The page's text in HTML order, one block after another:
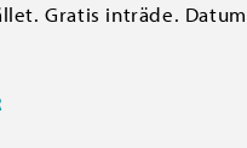
Gratis inträde.